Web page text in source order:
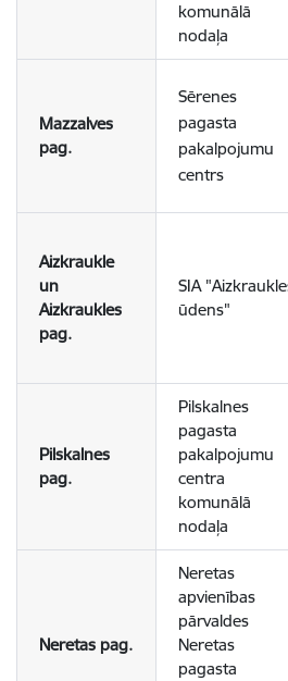
komunālā
nodaļa
Mazzalves
pag.
Sērenes
pagasta
pakalpojumu
centrs
Aizkraukle
un
Aizkraukles
pag.
SIA
ūdens"
Pilskalnes
pag.
Pilskalnes
pagasta
pakalpojumu
centra
komunālā
nodaļa
Neretas pag.
Neretas
apvienības
pārvaldes
Neretas
pagasta